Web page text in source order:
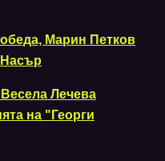
Марин Петков
Лечева
на "Георги